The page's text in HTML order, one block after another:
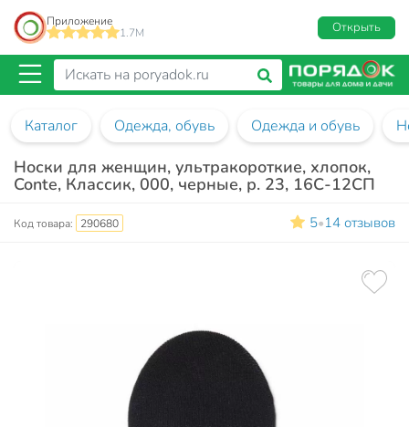
Приложение
1.7M
Открыть
Каталог Одежда, обувь Одежда и обувь
Носки для женщин, ультракороткие, хлопок,
Conte, Классик, 000, черные, р. 23, 16С-12СП
Код товара: 290680 5•14 отзывов